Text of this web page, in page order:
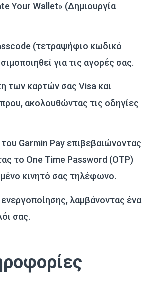
Your Wallet» (Δημιουργία
(τετραψήφιο κωδικό
για τις αγορές σας.
των καρτών σας Visa και
ακολουθώντας τις οδηγίες
Garmin Pay επιβεβαιώνοντας
το One Time Password (OTP)
κινητό σας τηλέφωνο.
λαμβάνοντας ένα
σας.